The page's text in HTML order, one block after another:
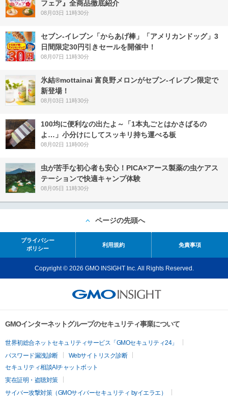
フェア』全商品徹底紹介
08月03日 11時30分
セブン‐イレブン「からあげ棒」「アメリカンドッグ」3
日間限定30円引きセールを開催中！
08月07日 11時30分
氷結®mottainai 富良野メロンがセブン‐イレブン限定で
新登場！
08月03日 11時30分
100均に便利なの出たよ～「1本丸ごとはかさばるの
よ…」小分けにしてスッキリ持ち運べる板
08月02日 11時00分
虫が苦手な初心者も安心！PICA×アース製薬の虫ケアス
テーションで快適キャンプ体験
08月05日 11時30分
ページの先頭へ
プライバシー
ポリシー
利用規約 免責事項
Copyright © 2026 GMO INSIGHT Inc. All Rights Reserved.
GMOインターネットグループのセキュリティ事業について
世界初総合ネットセキュリティサービス「GMOセキュリティ24」
パスワード漏洩診断
Webサイトリスク診断
セキュリティ相談AIチャットボット
実在証明・盗聴対策
サイバー攻撃対策（GMOサイバーセキュリティ byイエラエ）